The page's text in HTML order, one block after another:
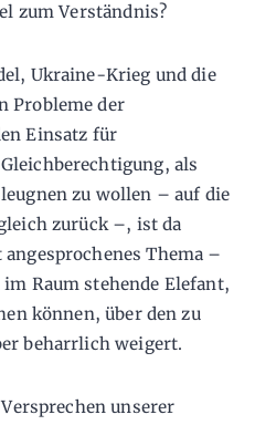
zum Verständnis?
Ukraine-Krieg und die
Probleme der
Einsatz für
als
zu wollen – auf die
zurück –, ist da
Thema –
Raum stehende Elefant,
können, über den zu
beharrlich weigert.
unserer